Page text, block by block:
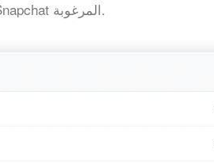
انقر فوق أيقونة العين لعرض كلمة مرور Snapchat المرغوبة.